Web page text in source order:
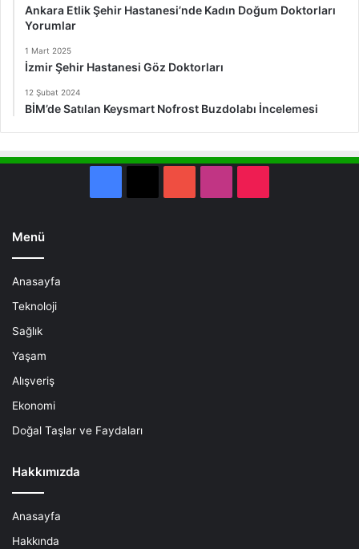
Ankara Etlik Şehir Hastanesi’nde Kadın Doğum Doktorları
Yorumlar
1 Mart 2025
İzmir Şehir Hastanesi Göz Doktorları
12 Şubat 2024
BİM’de Satılan Keysmart Nofrost Buzdolabı İncelemesi
Menü
Anasayfa
Teknoloji
Sağlık
Yaşam
Alışveriş
Ekonomi
Doğal Taşlar ve Faydaları
Hakkımızda
Anasayfa
Hakkında